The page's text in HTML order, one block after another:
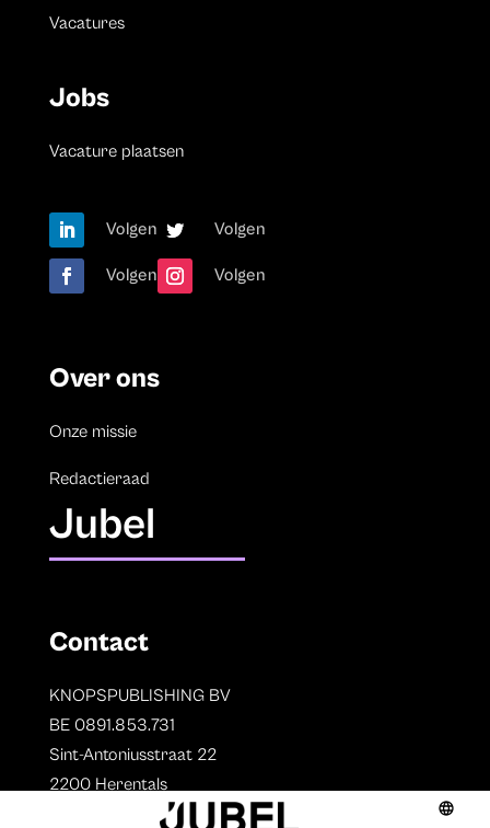
Vacatures
Jobs
Vacature plaatsen
Volgen Volgen
Volgen Volgen
Over ons
Onze missie
Redactieraad
Jubel
Contact
KNOPSPUBLISHING BV
BE 0891.853.731
Sint-Antoniusstraat 22
2200 Herentals